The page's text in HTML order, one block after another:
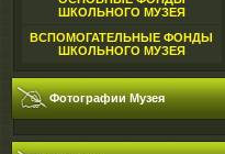
ШКОЛЬНОГО МУЗЕЯ
ВСПОМОГАТЕЛЬНЫЕ ФОНДЫ
ШКОЛЬНОГО МУЗЕЯ
Фотографии Музея